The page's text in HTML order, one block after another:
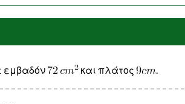
εμβαδόν και πλάτος .